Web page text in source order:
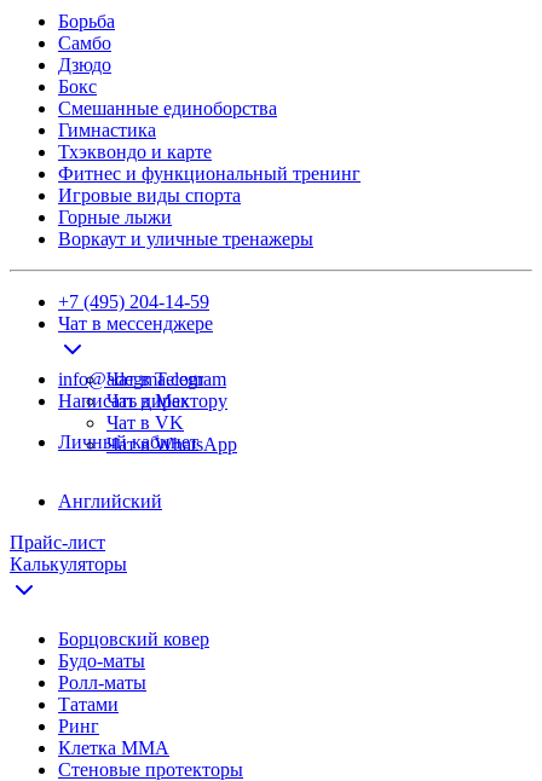
Борьба
Самбо
Дзюдо
Бокс
Смешанные единоборства
Гимнастика
Тхэквондо и карте
Фитнес и функциональный тренинг
Игровые виды спорта
Горные лыжи
Воркаут и уличные тренажеры
+7 (495) 204-14-59
Чат в мессенджере
Чат в Telegram
Чат в Max
Чат в VK
Чат в WhatsApp
info@adegma.com
Написать директору
Личный кабинет
Английский
Прайс-лист
Калькуляторы
Борцовский ковер
Будо-маты
Ролл-маты
Татами
Ринг
Клетка ММА
Стеновые протекторы